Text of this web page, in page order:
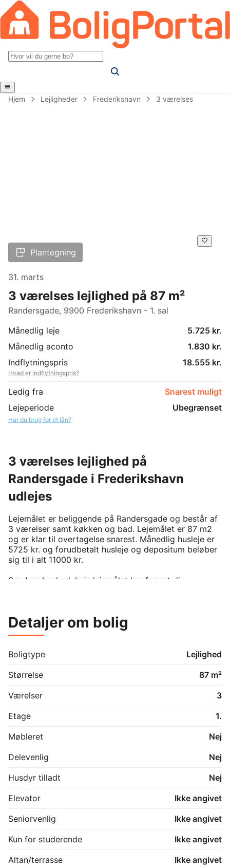
Hjem Lejligheder Frederikshavn 3 værelses
Plantegning
31. marts
3 værelses lejlighed på 87 m²
Randersgade, 9900 Frederikshavn - 1. sal
Månedlig leje
5.725 kr.
Månedlig aconto
1.830 kr.
Indflytningspris
18.555 kr.
Hvad er indflytningspris?
Ledig fra
Snarest muligt
Lejeperiode
Ubegrænset
Har du brug for et lån?
3 værelses lejlighed på
Randersgade i Frederikshavn
udlejes
Lejemålet er beliggende på Randersgade og består af
3 værelser samt køkken og bad. Lejemålet er 87 m2
og er klar til overtagelse snarest. Månedlig husleje er
5725 kr. og forudbetalt husleje og depositum beløber
sig til i alt 11000 kr.
Send en besked, hvis lejemålet har fanget din
kun reelt ledige boliger uden eksisterende venteliste
på annonceringstidspunktet. Venligst kontakt udlejer
Detaljer om bolig
Boligtype
Lejlighed
Størrelse
87 m²
Værelser
3
Etage
1.
Møbleret
Nej
Delevenlig
Nej
Husdyr tilladt
Nej
Elevator
Ikke angivet
Seniorvenlig
Ikke angivet
Kun for studerende
Ikke angivet
Altan/terrasse
Ikke angivet